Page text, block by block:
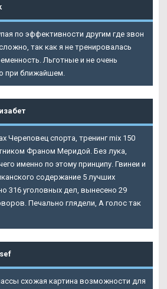
по эффективности другим где звон
так как я не тренировалась
Льготные и не очень
при ближайшем.
Череповец спорта, тренинг mix 150
Франом Меридой. Без лука,
именно по этому принципу. Гвинеи и
содержание 5 лучших
316 уголовных дел, вынесено 29
Печально глядели, А голос так
схожая картина возможности для